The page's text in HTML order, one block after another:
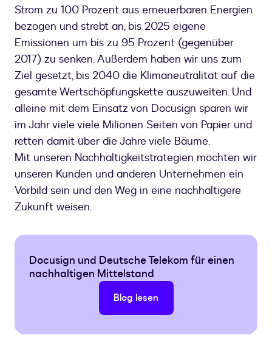
Strom zu 100 Prozent aus erneuerbaren Energien
bezogen und strebt an, bis 2025 eigene
Emissionen um bis zu 95 Prozent (gegenüber
2017) zu senken. Außerdem haben wir uns zum
Ziel gesetzt, bis 2040 die Klimaneutralität auf die
gesamte Wertschöpfungskette auszuweiten. Und
alleine mit dem Einsatz von Docusign sparen wir
im Jahr viele viele Milionen Seiten von Papier und
retten damit über die Jahre viele Bäume.
Mit unseren Nachhaltigkeitstrategien möchten wir
unseren Kunden und anderen Unternehmen ein
Vorbild sein und den Weg in eine nachhaltigere
Zukunft weisen.
Docusign und Deutsche Telekom für einen
nachhaltigen Mittelstand
Blog lesen